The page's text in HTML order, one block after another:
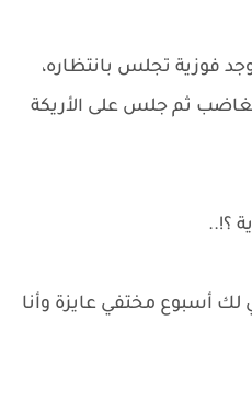
فوزية تجلس بانتظاره،
ثم جلس على الأريكة
؟!..
أسبوع مختفي عايزة وأنا